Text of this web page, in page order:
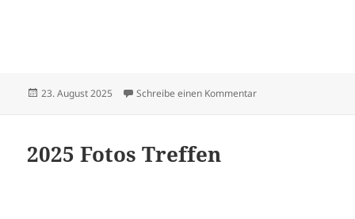
Veröffentlicht
23. August 2025 Schreibe einen Kommentarzu Sängerfest in
2025 Fotos Treffen